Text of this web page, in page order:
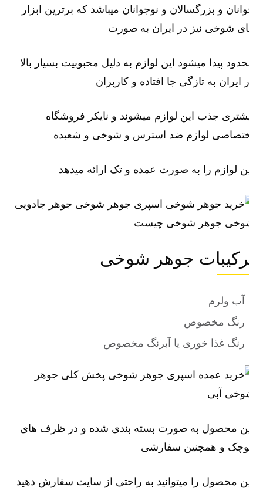
و بزرگسالان و نوجوانان میباشد که برترین ابزار
شوخی نیز در ایران به صورت
پیدا میشود این لوازم به دلیل محبوبیت بسیار بالا
ایران به تازگی جا افتاده و کاربران
جذب این لوازم میشوند و نایکر فروشگاه
لوازم ضد استرس و شوخی و شعبده
لوازم را به صورت عمده و تک ارائه میدهد
جوهر شوخی
آب ولرم
رنگ مخصوص
رنگ غذا خوری یا آبرنگ مخصوص
محصول به صورت بسته بندی شده و در ظرف های
و همچنین سفارشی
محصول را میتوانید به راحتی از سایت سفارش دهید